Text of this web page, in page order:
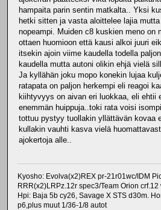
hampaita parin sentin matkalta.. Yksi
hetki sitten ja vasta aloittelee lajia
nopeampi. Muiden c8 kuskien meno on
ottaen huomioon että kausi alkoi juuri
itsekin ajoin viime kaudella todella
kaudella mutta autoni olikin ehjä vielä
Ja kyllähän joku mopo konekin lujaa
ratapata on paljon herkempi eli reagoi
kiihtyvyys on aivan eri luokkaa, eli ehtii
enemmän huippuja..toki rata voisi
tottuu pystyy tuollakin yllättävän kovaa
kullakin vauhti kasva vielä
ajokertoja alle..
Kyosho: Evolva(x2)REX pr-21r01wc/IDM
RRR(x2)LRPz.12r spec3/Team Orion crf.12
Hpi: Baja 5b cy26, Savage X STS d30m.
p6,plus muut 1/36-1/8 autot